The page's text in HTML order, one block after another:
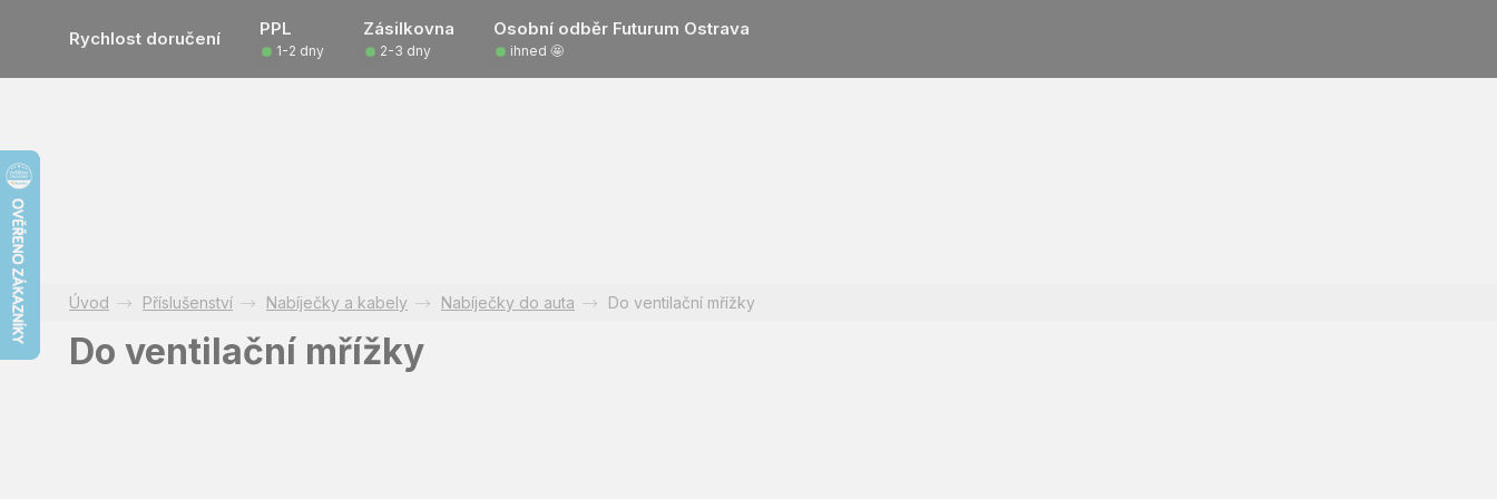
Rychlost doručení PPL Zásilkovna Osobní odběr Futurum Ostrava
1-2 dny 2-3 dny ihned 🤩
Příslušenství Nabíječky a kabely Nabíječky do auta Do ventilační mřížky
Do ventilační mřížky